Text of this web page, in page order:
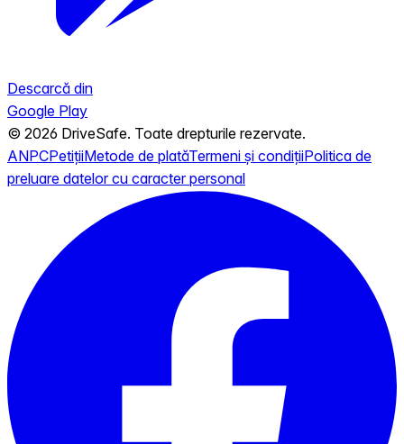
Descarcă din
Google Play
© 2026 DriveSafe. Toate drepturile rezervate.
ANPCPetițiiMetode de platăTermeni și condițiiPolitica de
preluare datelor cu caracter personal